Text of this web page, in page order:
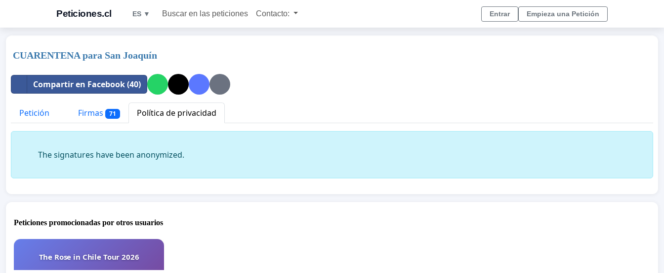
Peticiones.cl ES ▼ Buscar en las peticiones Contacto: Entrar Empieza una Petición
CUARENTENA para San Joaquín
Compartir en Facebook (40)
Petición Firmas 71 Política de privacidad
The signatures have been anonymized.
Peticiones promocionadas por otros usuarios
The Rose in Chile Tour 2026